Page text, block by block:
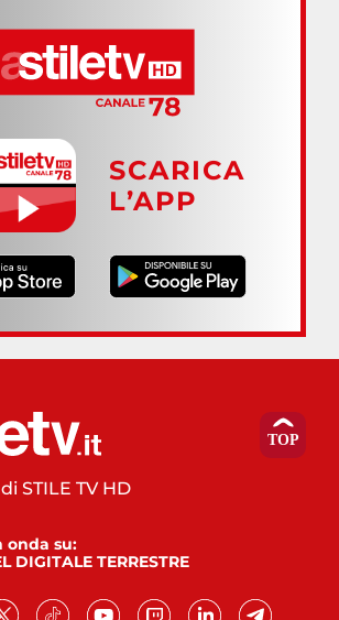
SCARICA
L’APP
STILE TV HD
onda su:
DIGITALE TERRESTRE